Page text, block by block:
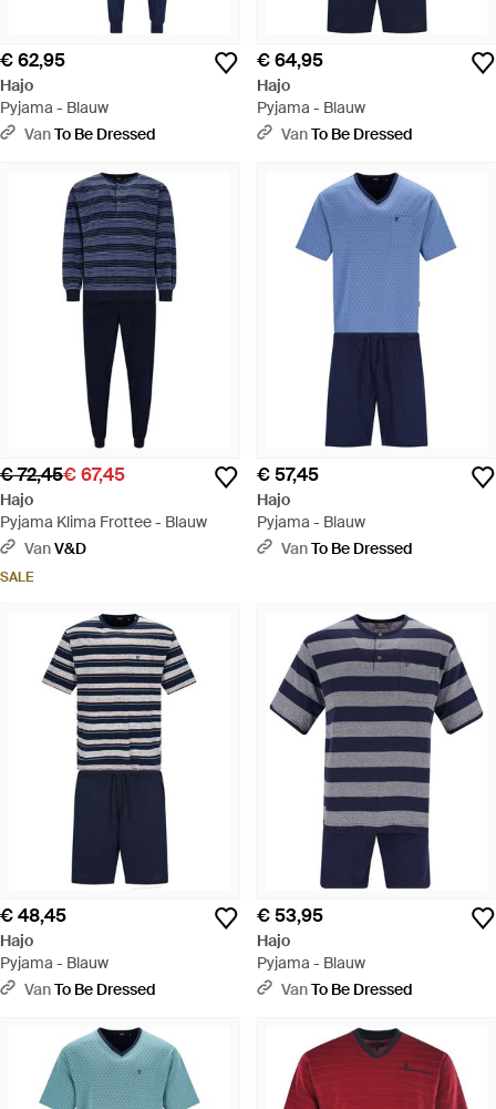
€ 62,95
Hajo
Pyjama - Blauw
VanTo Be Dressed
€ 64,95
Hajo
Pyjama - Blauw
VanTo Be Dressed
€ 72,45€ 67,45
Hajo
Pyjama Klima Frottee - Blauw
VanV&D
SALE
€ 57,45
Hajo
Pyjama - Blauw
VanTo Be Dressed
€ 48,45
Hajo
Pyjama - Blauw
VanTo Be Dressed
€ 53,95
Hajo
Pyjama - Blauw
VanTo Be Dressed